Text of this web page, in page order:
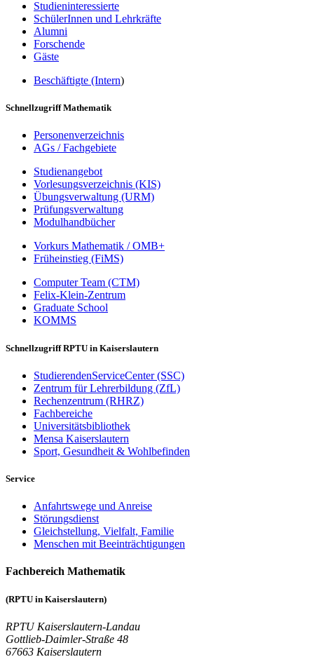
Studieninteressierte
SchülerInnen und Lehrkräfte
Alumni
Forschende
Gäste
Beschäftigte (Intern)
Schnellzugriff Mathematik
Personenverzeichnis
AGs / Fachgebiete
Studienangebot
Vorlesungsverzeichnis (KIS)
Übungsverwaltung (URM)
Prüfungsverwaltung
Modulhandbücher
Vorkurs Mathematik / OMB+
Früheinstieg (FiMS)
Computer Team (CTM)
Felix-Klein-Zentrum
Graduate School
KOMMS
Schnellzugriff RPTU in Kaiserslautern
StudierendenServiceCenter (SSC)
Zentrum für Lehrerbildung (ZfL)
Rechenzentrum (RHRZ)
Fachbereiche
Universitätsbibliothek
Mensa Kaiserslautern
Sport, Gesundheit & Wohlbefinden
Service
Anfahrtswege und Anreise
Störungsdienst
Gleichstellung, Vielfalt, Familie
Menschen mit Beeinträchtigungen
Fachbereich Mathematik
(RPTU in Kaiserslautern)
RPTU Kaiserslautern-Landau
Gottlieb-Daimler-Straße 48
67663 Kaiserslautern